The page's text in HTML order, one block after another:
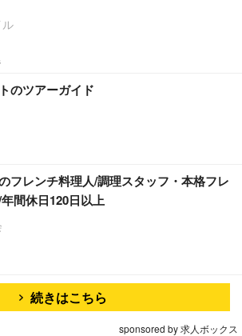
のツアーガイド
フレンチ料理人/調理スタッフ・本格フレ
間休日120日以上
続きはこちら
sponsored by 求人ボックス